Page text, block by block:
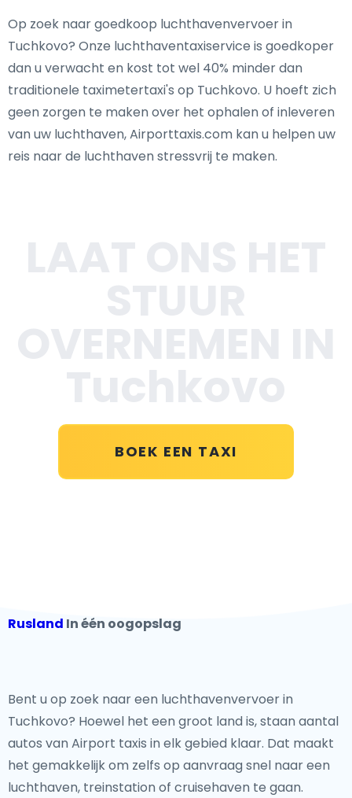
Op zoek naar goedkoop luchthavenvervoer in
Tuchkovo? Onze luchthaventaxiservice is goedkoper
dan u verwacht en kost tot wel 40% minder dan
traditionele taximetertaxi's op Tuchkovo. U hoeft zich
geen zorgen te maken over het ophalen of inleveren
van uw luchthaven, Airporttaxis.com kan u helpen uw
reis naar de luchthaven stressvrij te maken.
BOEK EEN TAXI
Rusland In één oogopslag
Bent u op zoek naar een luchthavenvervoer in
Tuchkovo? Hoewel het een groot land is, staan aantal
autos van Airport taxis in elk gebied klaar. Dat maakt
het gemakkelijk om zelfs op aanvraag snel naar een
luchthaven, treinstation of cruisehaven te gaan.